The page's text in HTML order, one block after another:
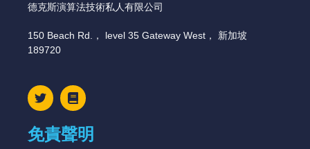
德克斯演算法技術私人有限公司
150 Beach Rd.， level 35 Gateway West， 新加坡
189720
免責聲明